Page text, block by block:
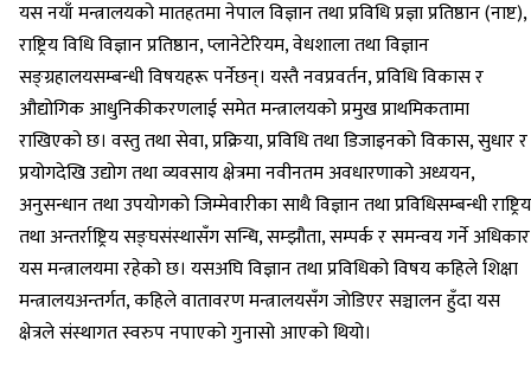
यस नयाँ मन्त्रालयको मातहतमा नेपाल विज्ञान तथा प्रविधि प्रज्ञा प्रतिष्ठान (नाष्ट),
राष्ट्रिय विधि विज्ञान प्रतिष्ठान, प्लानेटेरियम, वेधशाला तथा विज्ञान
सङ्ग्रहालयसम्बन्धी विषयहरू पर्नेछन्। यस्तै नवप्रवर्तन, प्रविधि विकास र
औद्योगिक आधुनिकीकरणलाई समेत मन्त्रालयको प्रमुख प्राथमिकतामा
राखिएको छ। वस्तु तथा सेवा, प्रक्रिया, प्रविधि तथा डिजाइनको विकास, सुधार र
प्रयोगदेखि उद्योग तथा व्यवसाय क्षेत्रमा नवीनतम अवधारणाको अध्ययन,
अनुसन्धान तथा उपयोगको जिम्मेवारीका साथै विज्ञान तथा प्रविधिसम्बन्धी राष्ट्रिय
तथा अन्तर्राष्ट्रिय सङ्घसंस्थासँग सन्धि, सम्झौता, सम्पर्क र समन्वय गर्ने अधिकार
यस मन्त्रालयमा रहेको छ। यसअघि विज्ञान तथा प्रविधिको विषय कहिले शिक्षा
मन्त्रालयअन्तर्गत, कहिले वातावरण मन्त्रालयसँग जोडिएर सञ्चालन हुँदा यस
क्षेत्रले संस्थागत स्वरुप नपाएको गुनासो आएको थियो।